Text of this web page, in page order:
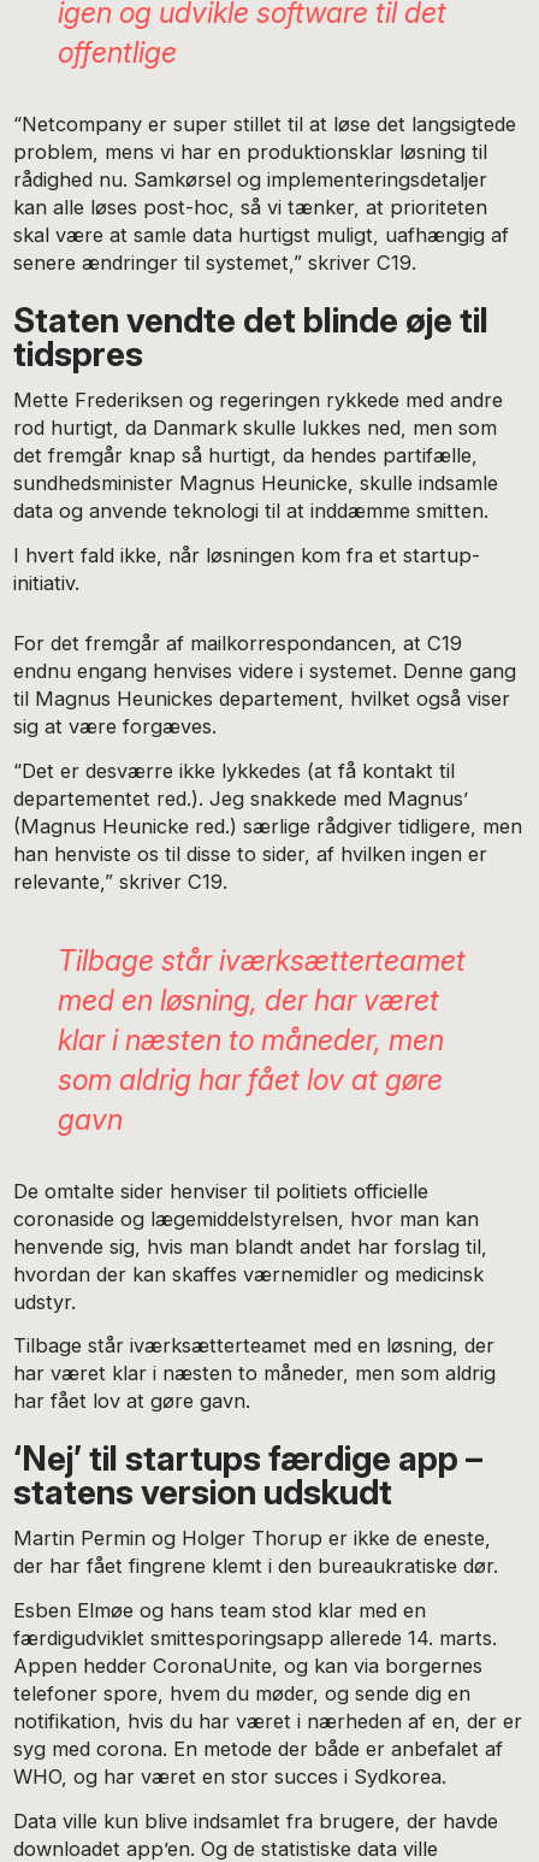
igen og udvikle software til det
offentlige
“Netcompany er super stillet til at løse det langsigtede
problem, mens vi har en produktionsklar løsning til
rådighed nu. Samkørsel og implementeringsdetaljer
kan alle løses post-hoc, så vi tænker, at prioriteten
skal være at samle data hurtigst muligt, uafhængig af
senere ændringer til systemet,” skriver C19.
Staten vendte det blinde øje til
tidspres
Mette Frederiksen og regeringen rykkede med andre
rod hurtigt, da Danmark skulle lukkes ned, men som
det fremgår knap så hurtigt, da hendes partifælle,
sundhedsminister Magnus Heunicke, skulle indsamle
data og anvende teknologi til at inddæmme smitten.
I hvert fald ikke, når løsningen kom fra et startup-
initiativ.
For det fremgår af mailkorrespondancen, at C19
endnu engang henvises videre i systemet. Denne gang
til Magnus Heunickes departement, hvilket også viser
sig at være forgæves.
“Det er desværre ikke lykkedes (at få kontakt til
departementet red.). Jeg snakkede med Magnus’
(Magnus Heunicke red.) særlige rådgiver tidligere, men
han henviste os til disse to sider, af hvilken ingen er
relevante,” skriver C19.
Tilbage står iværksætterteamet
med en løsning, der har været
klar i næsten to måneder, men
som aldrig har fået lov at gøre
gavn
De omtalte sider henviser til politiets officielle
coronaside og lægemiddelstyrelsen, hvor man kan
henvende sig, hvis man blandt andet har forslag til,
hvordan der kan skaffes værnemidler og medicinsk
udstyr.
Tilbage står iværksætterteamet med en løsning, der
har været klar i næsten to måneder, men som aldrig
har fået lov at gøre gavn.
‘Nej’ til startups færdige app –
statens version udskudt
Martin Permin og Holger Thorup er ikke de eneste,
der har fået fingrene klemt i den bureaukratiske dør.
Esben Elmøe og hans team stod klar med en
færdigudviklet smittesporingsapp allerede 14. marts.
Appen hedder CoronaUnite, og kan via borgernes
telefoner spore, hvem du møder, og sende dig en
notifikation, hvis du har været i nærheden af en, der er
syg med corona. En metode der både er anbefalet af
WHO, og har været en stor succes i Sydkorea.
Data ville kun blive indsamlet fra brugere, der havde
downloadet app’en. Og de statistiske data ville